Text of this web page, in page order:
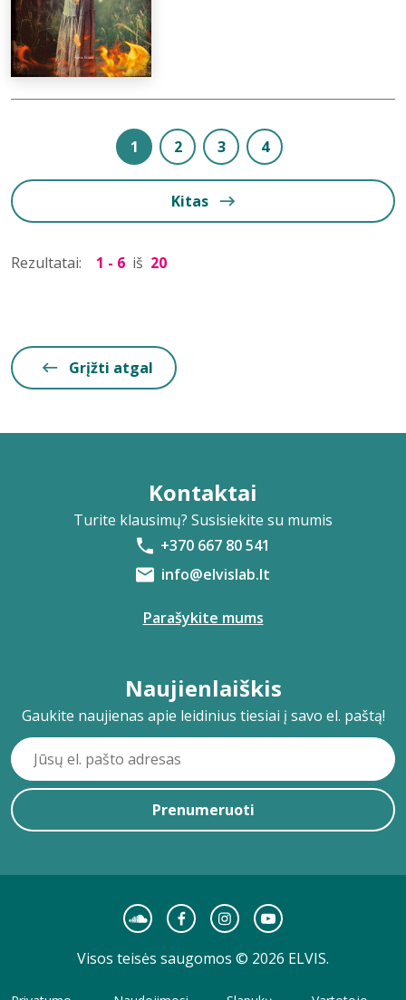
1 2 3 4
Kitas
Rezultatai: 1 - 6 iš 20
Grįžti atgal
Kontaktai
Turite klausimų? Susisiekite su mumis
+370 667 80 541
info@elvislab.lt
Parašykite mums
Naujienlaiškis
Gaukite naujienas apie leidinius tiesiai į savo el. paštą!
Prenumeruoti
Visos teisės saugomos © 2026 ELVIS.